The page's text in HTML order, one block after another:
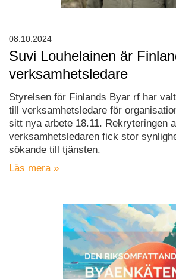
Suvi Louhelainen är
verksamhetsledare
Styrelsen för Finlands Byar rf har
till verksamhetsledare för
sitt nya arbete 18.11. Rekryteringen
verksamhetsledaren fick stor
sökande till tjänsten.
Läs mera »
08.10.2024